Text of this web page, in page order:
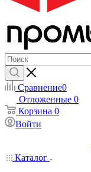
Сравнение0
Отложенные 0
Корзина 0
Войти
Каталог